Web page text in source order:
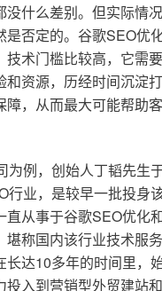
没什么差别。但实际情
是否定的。谷歌SEO优
技术门槛比较高，它需
和资源，历经时间沉淀
障，从而最大可能帮助
为例，创始人丁韬先生
行业，是较早一批投身
直从事于谷歌SEO优化
堪称国内该行业技术服
长达10多年的时间里，
投入到营销型外贸建站